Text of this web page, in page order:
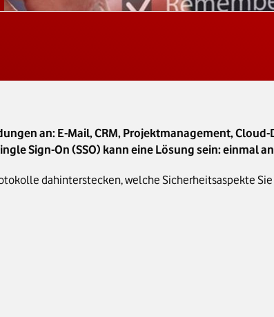
an: E-Mail, CRM, Projektmanagement,
Sign-On (SSO) kann eine Lösung sein: einmal
dahinterstecken, welche Sicherheitsaspekte